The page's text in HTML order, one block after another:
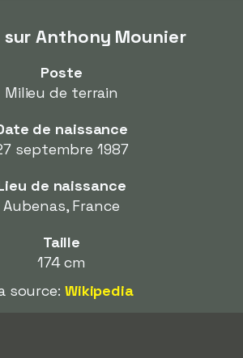
Anthony Mounier
Poste
Milieu de terrain
de naissance
septembre 1987
de naissance
Aubenas, France
Taille
174 cm
source: Wikipedia